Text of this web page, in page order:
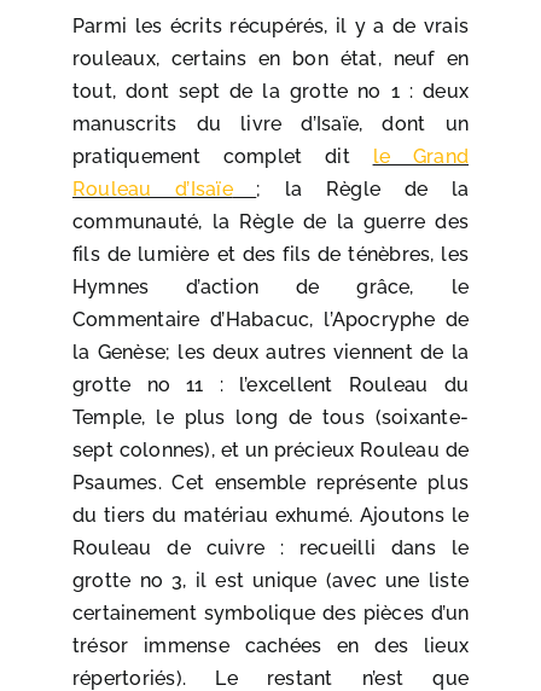
Parmi les écrits récupérés, il y a de vrais
rouleaux, certains en bon état, neuf en
tout, dont sept de la grotte no 1 : deux
manuscrits du livre d’Isaïe, dont un
pratiquement complet dit
le Grand
Rouleau d’Isaïe
; la Règle de la
communauté, la Règle de la guerre des
fils de lumière et des fils de ténèbres, les
Hymnes d’action de grâce, le
Commentaire d’Habacuc, l’Apocryphe de
la Genèse; les deux autres viennent de la
grotte no 11 : l’excellent Rouleau du
Temple, le plus long de tous (soixante-
sept colonnes), et un précieux Rouleau de
Psaumes. Cet ensemble représente plus
du tiers du matériau exhumé. Ajoutons le
Rouleau de cuivre : recueilli dans le
grotte no 3, il est unique (avec une liste
certainement symbolique des pièces d’un
trésor immense cachées en des lieux
répertoriés). Le restant n’est que